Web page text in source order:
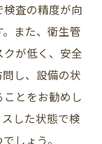
査の精度が向
また、衛生管
が低く、安全
し、設備の状
とをお勧めし
した状態で検
しょう。